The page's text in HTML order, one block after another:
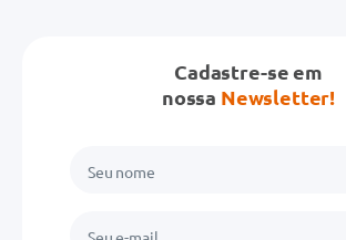
Cadastre-se em
nossa Newsletter!